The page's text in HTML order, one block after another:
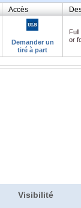
Accès
Demander un
tiré à part
or
Visibilité